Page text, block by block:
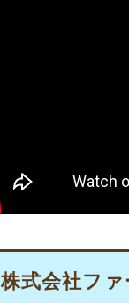
株式会社フ